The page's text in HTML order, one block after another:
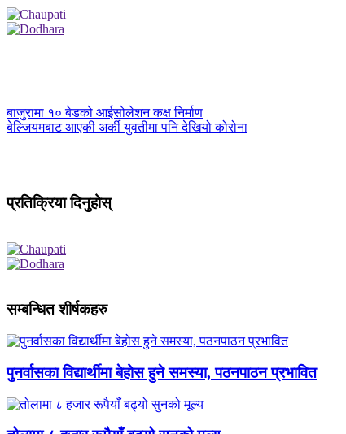
बाजुरामा १० बेडको आईसोलेशन कक्ष निर्माण
बेल्जियमबाट आएकी अर्की युवतीमा पनि देखियो कोरोना
प्रतिक्रिया दिनुहोस्
सम्बन्धित शीर्षकहरु
पुनर्वासका विद्यार्थीमा बेहोस हुने समस्या, पठनपाठन प्रभावित